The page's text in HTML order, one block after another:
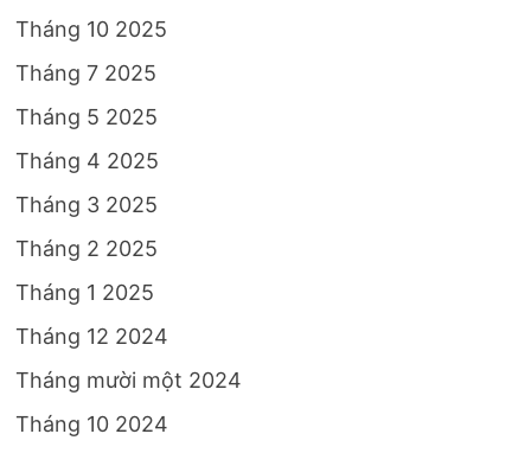
Tháng 10 2025
Tháng 7 2025
Tháng 5 2025
Tháng 4 2025
Tháng 3 2025
Tháng 2 2025
Tháng 1 2025
Tháng 12 2024
Tháng mười một 2024
Tháng 10 2024